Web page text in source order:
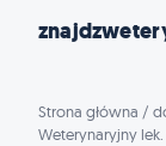
Strona główna /
Weterynaryjny